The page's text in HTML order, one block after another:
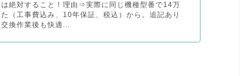
は絶対すること！理由⇒実際に同じ機種型番で14万
（工事費込み、10年保証、税込）から。追記あり
換作業後も快適...